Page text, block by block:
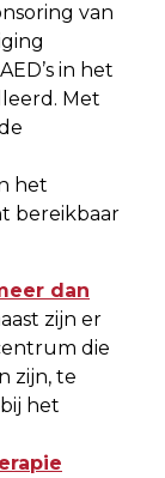
van
in het
Met
het
bereikbaar
dan
zijn er
die
zijn, te
bij het